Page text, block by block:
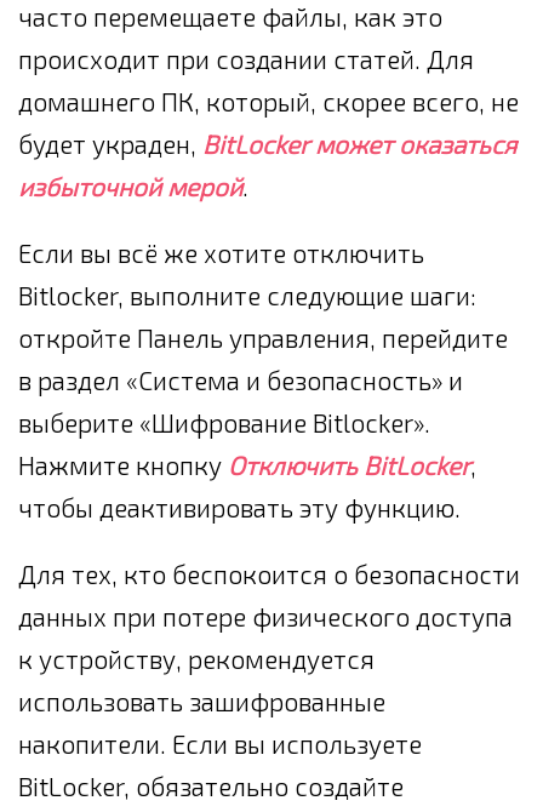
часто перемещаете файлы, как это
происходит при создании статей. Для
домашнего ПК, который, скорее всего, не
будет украден, BitLocker может оказаться
избыточной мерой.
Если вы всё же хотите отключить
Bitlocker, выполните следующие шаги:
откройте Панель управления, перейдите
в раздел «Система и безопасность» и
выберите «Шифрование Bitlocker».
Нажмите кнопку Отключить BitLocker,
чтобы деактивировать эту функцию.
Для тех, кто беспокоится о безопасности
данных при потере физического доступа
к устройству, рекомендуется
использовать зашифрованные
накопители. Если вы используете
BitLocker, обязательно создайте